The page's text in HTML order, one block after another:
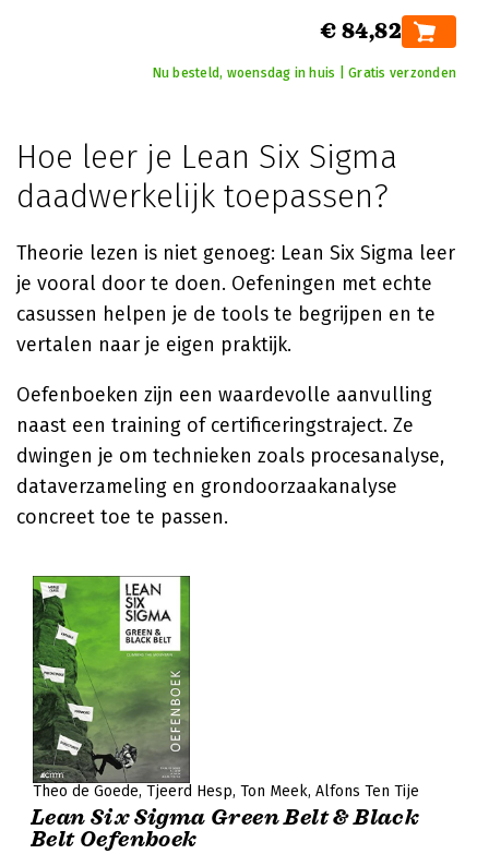
€ 84,82
Nu besteld, woensdag in huis | Gratis verzonden
Hoe leer je Lean Six Sigma
daadwerkelijk toepassen?
Theorie lezen is niet genoeg: Lean Six Sigma leer
je vooral door te doen. Oefeningen met echte
casussen helpen je de tools te begrijpen en te
vertalen naar je eigen praktijk.
Oefenboeken zijn een waardevolle aanvulling
naast een training of certificeringstraject. Ze
dwingen je om technieken zoals procesanalyse,
dataverzameling en grondoorzaakanalyse
concreet toe te passen.
Theo de Goede Tjeerd Hesp Ton Meek Alfons Ten Tije
Lean Six Sigma Green Belt & Black
Belt Oefenboek